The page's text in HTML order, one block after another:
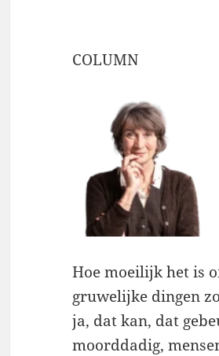
COLUMN
Hoe moeilijk het is
gruwelijke dingen
ja, dat kan, dat
moorddadig,